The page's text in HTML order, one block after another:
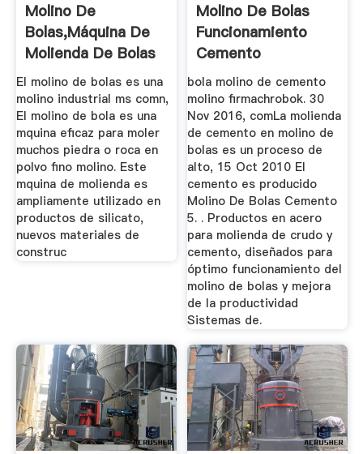
Molino De
Bolas,máquina De
Molienda De Bolas
Para Venta ...
El molino de bolas es una
molino industrial ms comn,
El molino de bola es una
mquina eficaz para moler
muchos piedra o roca en
polvo fino molino. Este
mquina de molienda es
ampliamente utilizado en
productos de silicato,
nuevos materiales de
construc
Molino De Bolas
Funcionamiento
Cemento
bola molino de cemento
molino firmachrobok. 30
Nov 2016, comLa molienda
de cemento en molino de
bolas es un proceso de
alto, 15 Oct 2010 El
cemento es producido
Molino De Bolas Cemento
5. . Productos en acero
para molienda de crudo y
cemento, diseñados para
óptimo funcionamiento del
molino de bolas y mejora
de la productividad
Sistemas de.